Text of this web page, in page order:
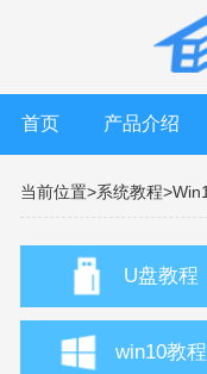
首页 产品介绍
当前位置>系统教程>
U盘教程
win10教程